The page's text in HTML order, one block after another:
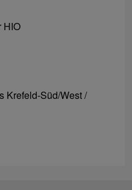
HIO
Krefeld-Süd/West /